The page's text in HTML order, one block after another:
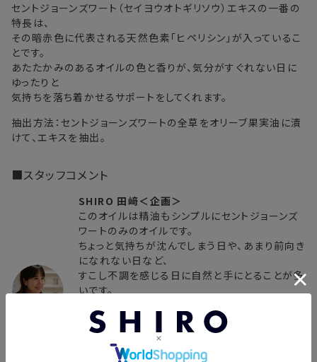
セントジョーンズワート（セイヨウオトギリソウ）エキスの一番の
特長は、
その暗赤色に代表される天然色素「ヒペリシン」が入っているこ
とです。
あたたかみのあるオイルの色と香りが、気分がすぐれない日に
ゆったりと
気持ちを落ち着かせるサポートをしてくれます。
抽出方法：セントジョーンズワートの全草をオリーブ果実油に漬
けて、エキスを抽出。
■スタッフコメント
SHIRO 田﨑＜企画＞
このオイルは精油もシンプルにセントジョーンズ
ワートのみのオイルです。
ちょっと気持ちが沈んでしまう日や、あまり前向き
になれない日など、
すこし不調を感じる日に自然と手にとることが多
いです。
た後、鼻を包むようにまずは香りを楽しんでいた
だきたいです。
深呼吸しながら使ってください。精油には眠りを